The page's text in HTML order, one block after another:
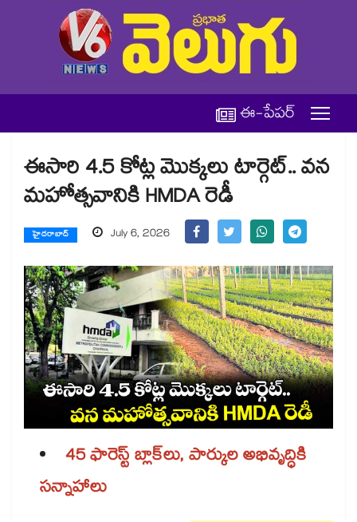
ఈ-పేపర్
ఈసారి 4.5 కోట్ల మొక్కలు టార్గెట్.. వన
మహోత్సవానికి HMDA రెడీ
హైదరాబాద్ July 6, 2026
45 ఫారెస్ట్​ బ్లాక్⁪లు, పార్కుల అభివృద్ధికి
సన్నాహాలు